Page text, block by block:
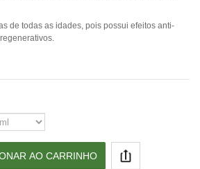
de todas as idades, pois possui efeitos anti-
AO CARRINHO